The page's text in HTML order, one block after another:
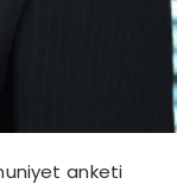
anketi